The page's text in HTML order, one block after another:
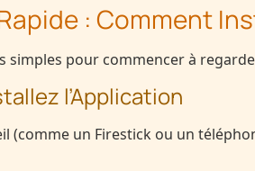
: Comment
simples pour commencer à
l’Application
(comme un Firestick ou un